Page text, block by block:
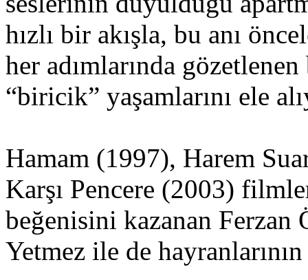
hızlı bir akışla, bu anı
her adımlarında
“biricik” yaşamlarını ele
Hamam (1997), Harem
Karşı Pencere (2003)
beğenisini kazanan
Yetmez ile de hayranlarının